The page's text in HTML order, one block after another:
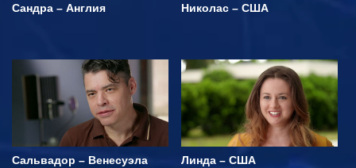
Сандра – Англия Николас – США
Сальвадор – Венесуэла Линда – США